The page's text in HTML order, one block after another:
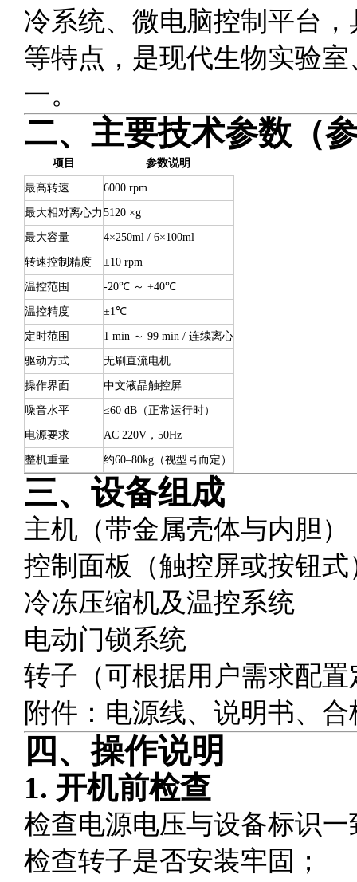
冷系统、微电脑控制平台
等特点，是现代生物实验
一。
二、主要技术参数（
项目 参数说明
最高转速 6000 rpm
最大相对离心力 5120 ×g
最大容量 4×250ml / 6×100ml
转速控制精度 ±10 rpm
温控范围 -20℃ ～ +40℃
温控精度 ±1℃
定时范围 1 min ～ 99 min / 连续离心
驱动方式 无刷直流电机
操作界面 中文液晶触控屏
噪音水平 ≤60 dB（正常运行时）
电源要求 AC 220V，50Hz
整机重量 约60–80kg（视型号而定）
三、设备组成
主机（带金属壳体与内胆）
控制面板（触控屏或按钮式
冷冻压缩机及温控系统
电动门锁系统
转子（可根据用户需求配
附件：电源线、说明书、
四、操作说明
1. 开机前检查
检查电源电压与设备标识一
检查转子是否安装牢固；